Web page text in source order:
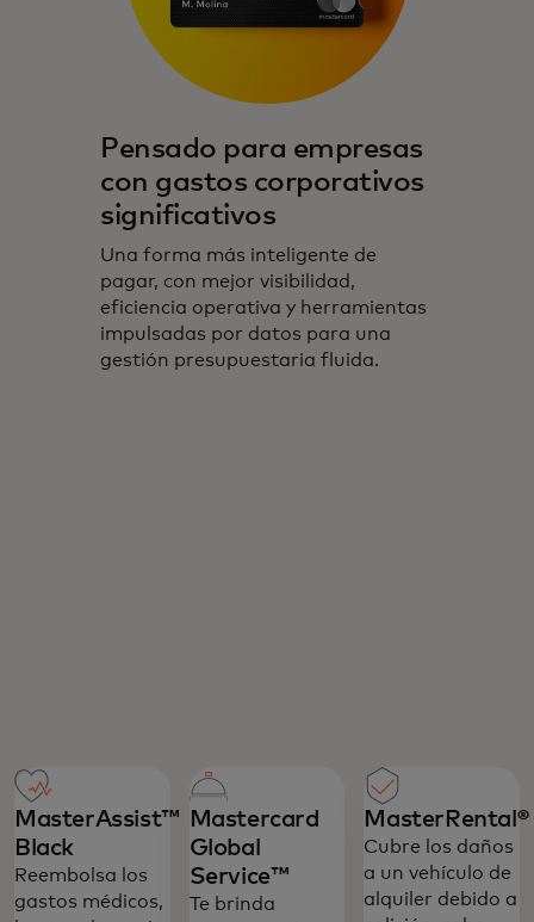
Pensado para empresas
con gastos corporativos
significativos
Una forma más inteligente de
pagar, con mejor visibilidad,
eficiencia operativa y herramientas
impulsadas por datos para una
gestión presupuestaria fluida.
MasterAssist™
Black
Reembolsa los
gastos médicos,
Mastercard
Global
Service™‎
Te brinda
MasterRental®‎
Cubre los daños
a un vehículo de
alquiler debido a